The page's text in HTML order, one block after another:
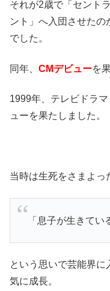
それが2歳で「セント
ント」へ入団させた
でした。
同年、 CMデビューを
1999年、テレビドラ
ューを果たしました。
当時は生死をさまよっ
「息子が生きてい
という思いで芸能界
気に成長。